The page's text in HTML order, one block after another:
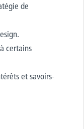
de
certains
et savoirs-